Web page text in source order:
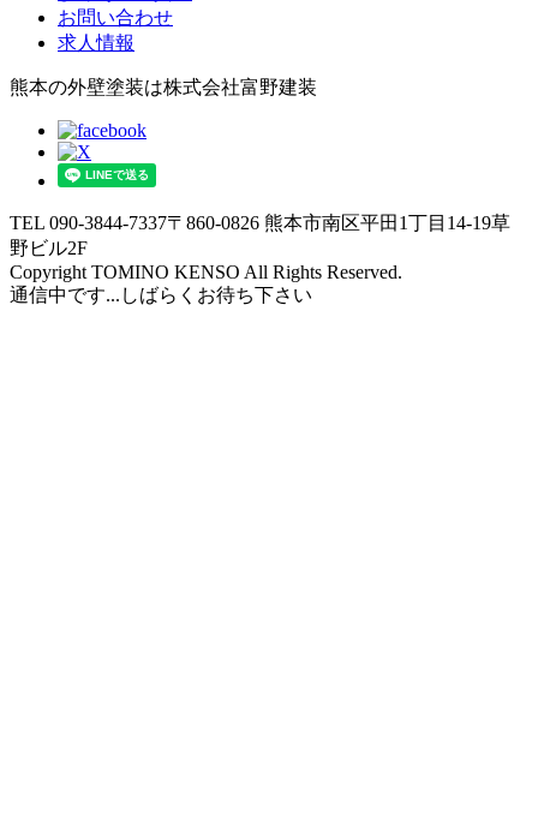
お問い合わせ
求人情報
熊本の外壁塗装は株式会社富野建装
TEL 090-3844-7337〒860-0826 熊本市南区平田1丁目14-19草
野ビル2F
Copyright TOMINO KENSO All Rights Reserved.
通信中です...しばらくお待ち下さい